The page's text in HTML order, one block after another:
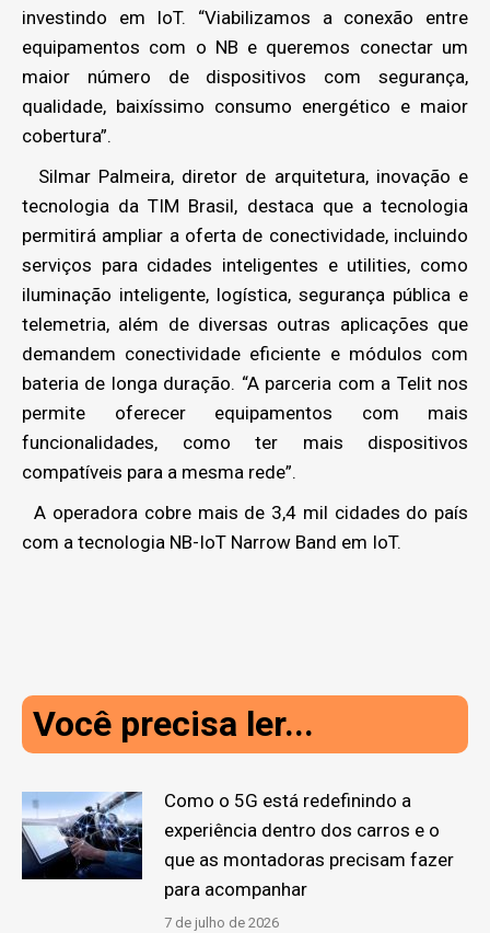
investindo em IoT. “Viabilizamos a conexão entre
equipamentos com o NB e queremos conectar um
maior número de dispositivos com segurança,
qualidade, baixíssimo consumo energético e maior
cobertura”.
Silmar Palmeira, diretor de arquitetura, inovação e
tecnologia da TIM Brasil, destaca que a tecnologia
permitirá ampliar a oferta de conectividade, incluindo
serviços para cidades inteligentes e utilities, como
iluminação inteligente, logística, segurança pública e
telemetria, além de diversas outras aplicações que
demandem conectividade eficiente e módulos com
bateria de longa duração. “A parceria com a Telit nos
permite oferecer equipamentos com mais
funcionalidades, como ter mais dispositivos
compatíveis para a mesma rede”.
A operadora cobre mais de 3,4 mil cidades do país
com a tecnologia NB-IoT Narrow Band em IoT.
Você precisa ler...
Como o 5G está redefinindo a
experiência dentro dos carros e o
que as montadoras precisam fazer
para acompanhar
7 de julho de 2026